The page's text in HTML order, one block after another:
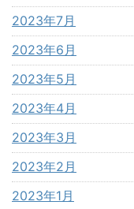
2023年7月
2023年6月
2023年5月
2023年4月
2023年3月
2023年2月
2023年1月